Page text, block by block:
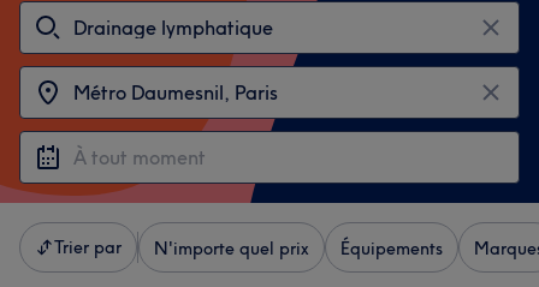
Trier par N'importe quel prix Équipements